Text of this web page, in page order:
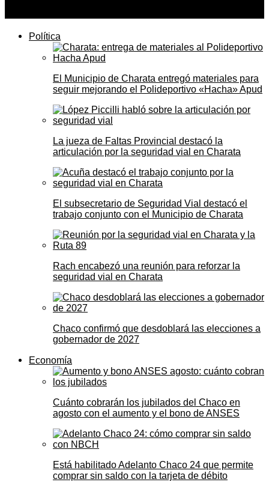
Política
El Municipio de Charata entregó materiales para
seguir mejorando el Polideportivo «Hacha» Apud
La jueza de Faltas Provincial destacó la
articulación por la seguridad vial en Charata
El subsecretario de Seguridad Vial destacó el
trabajo conjunto con el Municipio de Charata
Rach encabezó una reunión para reforzar la
seguridad vial en Charata
Chaco confirmó que desdoblará las elecciones a
gobernador de 2027
Economía
Cuánto cobrarán los jubilados del Chaco en
agosto con el aumento y el bono de ANSES
Está habilitado Adelanto Chaco 24 que permite
comprar sin saldo con la tarjeta de débito